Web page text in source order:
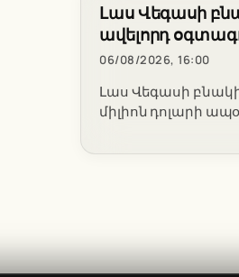
Լաս Վեգասի
ավելորդ
06/08/2026, 16:00
Լաս Վեգասի
միլիոն դոլարի